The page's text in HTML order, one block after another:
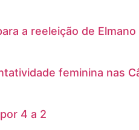
a reeleição de
feminina nas
4 a 2